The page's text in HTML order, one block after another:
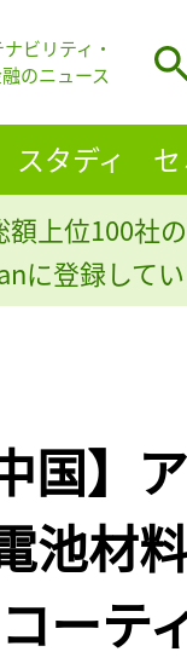
ビリティ・
のニュース
スタディ
額上位100社
に登録して
国】
池材
ーテ